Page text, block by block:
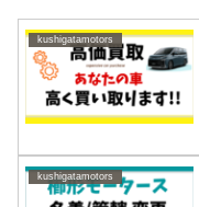
kushigatamotors
kushigatamotors